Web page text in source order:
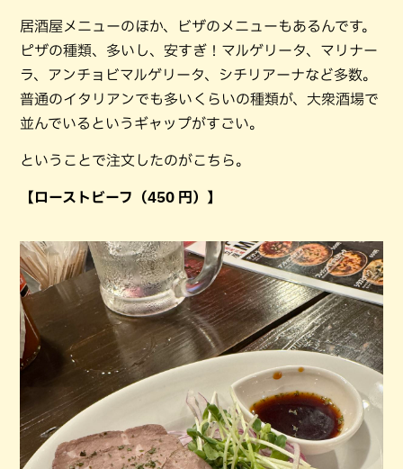
居酒屋メニューのほか、ビザのメニューもあるんです。
ピザの種類、多いし、安すぎ！マルゲリータ、マリナー
ラ、アンチョビマルゲリータ、シチリアーナなど多数。
普通のイタリアンでも多いくらいの種類が、大衆酒場で
並んでいるというギャップがすごい。
ということで注文したのがこちら。
【ローストビーフ（450 円）】